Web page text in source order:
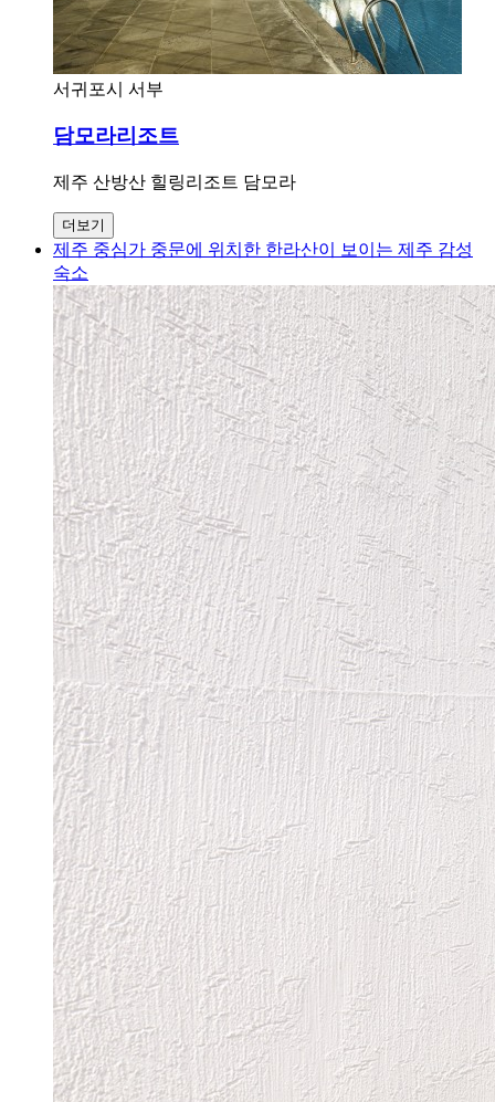
서귀포시 서부
담모라리조트
제주 산방산 힐링리조트 담모라
더보기
제주 중심가 중문에 위치한 한라산이 보이는 제주 감성
숙소